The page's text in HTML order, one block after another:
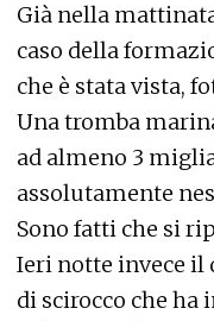
Già nella
caso della
che è stata vista,
Una tromba
ad almeno 3
assolutamente
Sono fatti che si
Ieri notte invece il
di scirocco che